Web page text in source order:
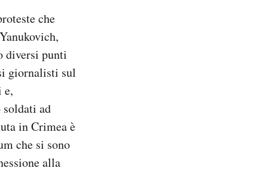
che
diversi punti
giornalisti sul
e,
ad
in Crimea è
che si sono
alla